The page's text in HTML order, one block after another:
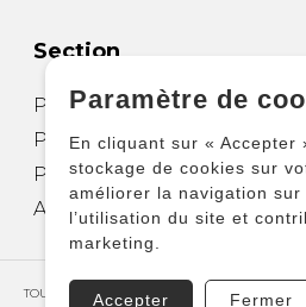
Section
Partitions pour guitare
Partitions pour autres
Partitions pour ensembles
Autres produits
TOUS DROITS RÉSERVÉS © COPYRIGHT 2026 –
Paramètre de
En cliquant sur « Accepter
stockage de cookies sur
améliorer la navigation
l’utilisation du site et
marketing.
Accepter Fermer